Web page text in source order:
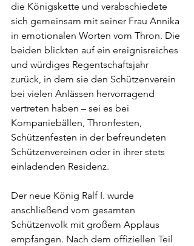
die Königskette und verabschiedete
sich gemeinsam mit seiner Frau Annika
in emotionalen Worten vom Thron. Die
beiden blickten auf ein ereignisreiches
und würdiges Regentschaftsjahr
zurück, in dem sie den Schützenverein
bei vielen Anlässen hervorragend
vertreten haben – sei es bei
Kompaniebällen, Thronfesten,
Schützenfesten in der befreundeten
Schützenvereinen oder in ihrer stets
einladenden Residenz.
Der neue König Ralf I. wurde
anschließend vom gesamten
Schützenvolk mit großem Applaus
empfangen. Nach dem offiziellen Teil